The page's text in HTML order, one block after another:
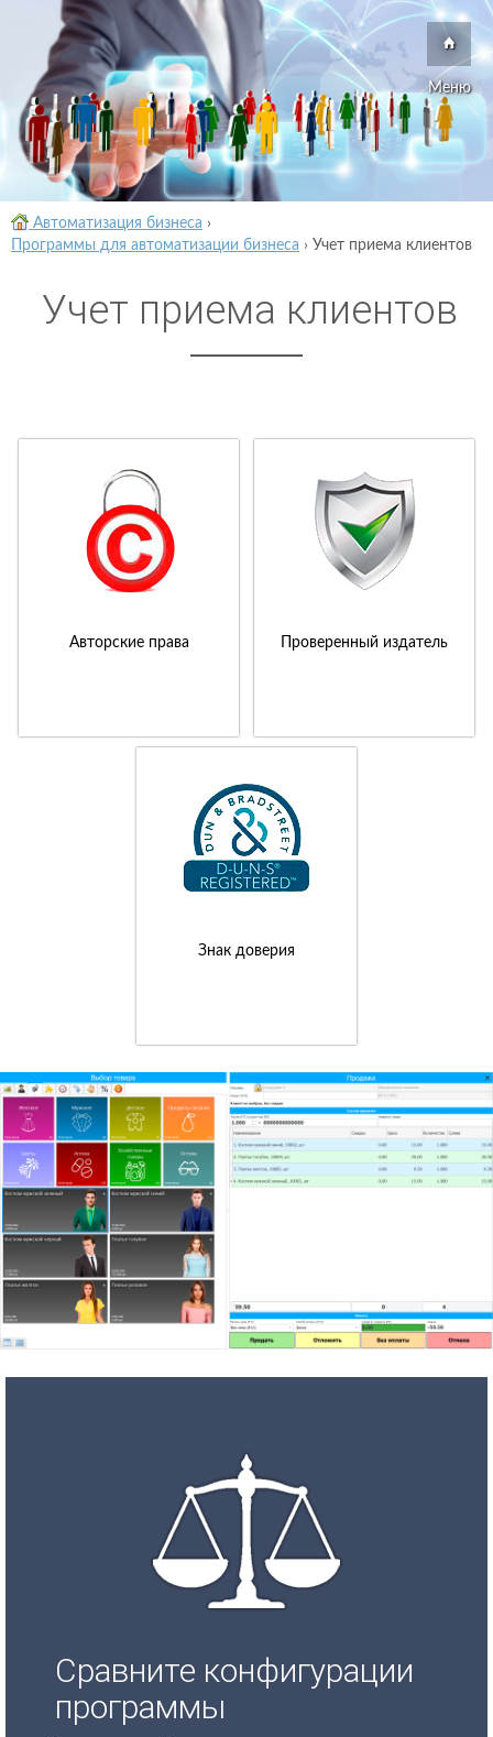
Меню
Автоматизация бизнеса ›
Программы для автоматизации бизнеса › Учет приема клиентов
Учет приема клиентов
Авторские права Проверенный издатель
Знак доверия
Сравните конфигурации
программы